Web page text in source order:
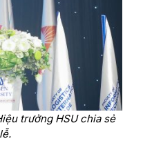
trưởng HSU chia sẻ